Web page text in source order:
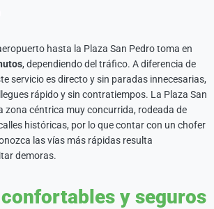
hasta la Plaza San Pedro toma en
, dependiendo del tráfico. A diferencia de
servicio es directo y sin paradas innecesarias,
rápido y sin contratiempos. La Plaza San
zona céntrica muy concurrida, rodeada de
históricas, por lo que contar con un chofer
las vías más rápidas resulta
demoras.
y seguros